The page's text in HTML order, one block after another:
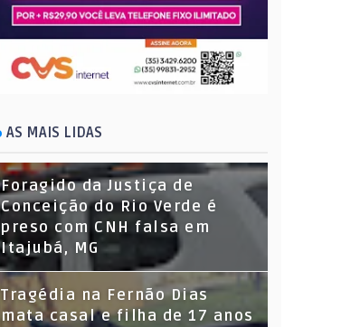
AS MAIS LIDAS
Foragido da Justiça de
Conceição do Rio Verde é
preso com CNH falsa em
Itajubá, MG
Tragédia na Fernão Dias
mata casal e filha de 17 anos